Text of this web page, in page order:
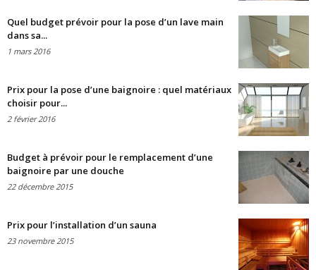
Quel budget prévoir pour la pose d’un lave main
dans sa...
1 mars 2016
Prix pour la pose d’une baignoire : quel matériaux
choisir pour...
2 février 2016
Budget à prévoir pour le remplacement d’une
baignoire par une douche
22 décembre 2015
Prix pour l’installation d’un sauna
23 novembre 2015